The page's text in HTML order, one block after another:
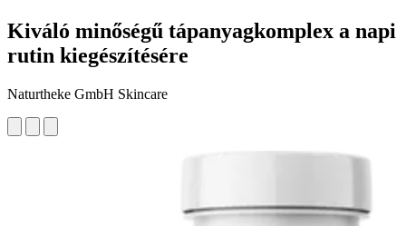
Kiváló minőségű tápanyagkomplex a napi
rutin kiegészítésére
Naturtheke GmbH Skincare